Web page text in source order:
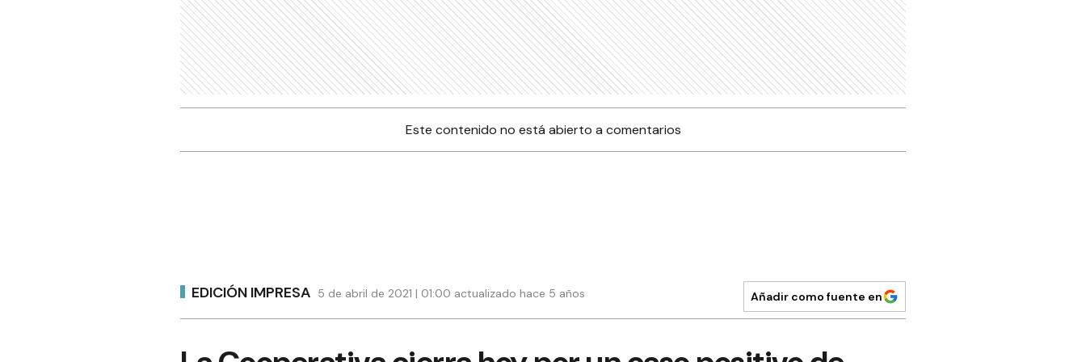
Este contenido no está abierto a comentarios
EDICIÓN IMPRESA 5 de abril de 2021 | 01:00 actualizado hace 5 años Añadir como fuente en